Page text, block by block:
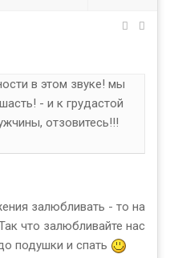
в этом звуке! мы
- и к грудастой
отзовитесь!!!
залюбливать - то на
что залюбливайте нас
подушки и спать